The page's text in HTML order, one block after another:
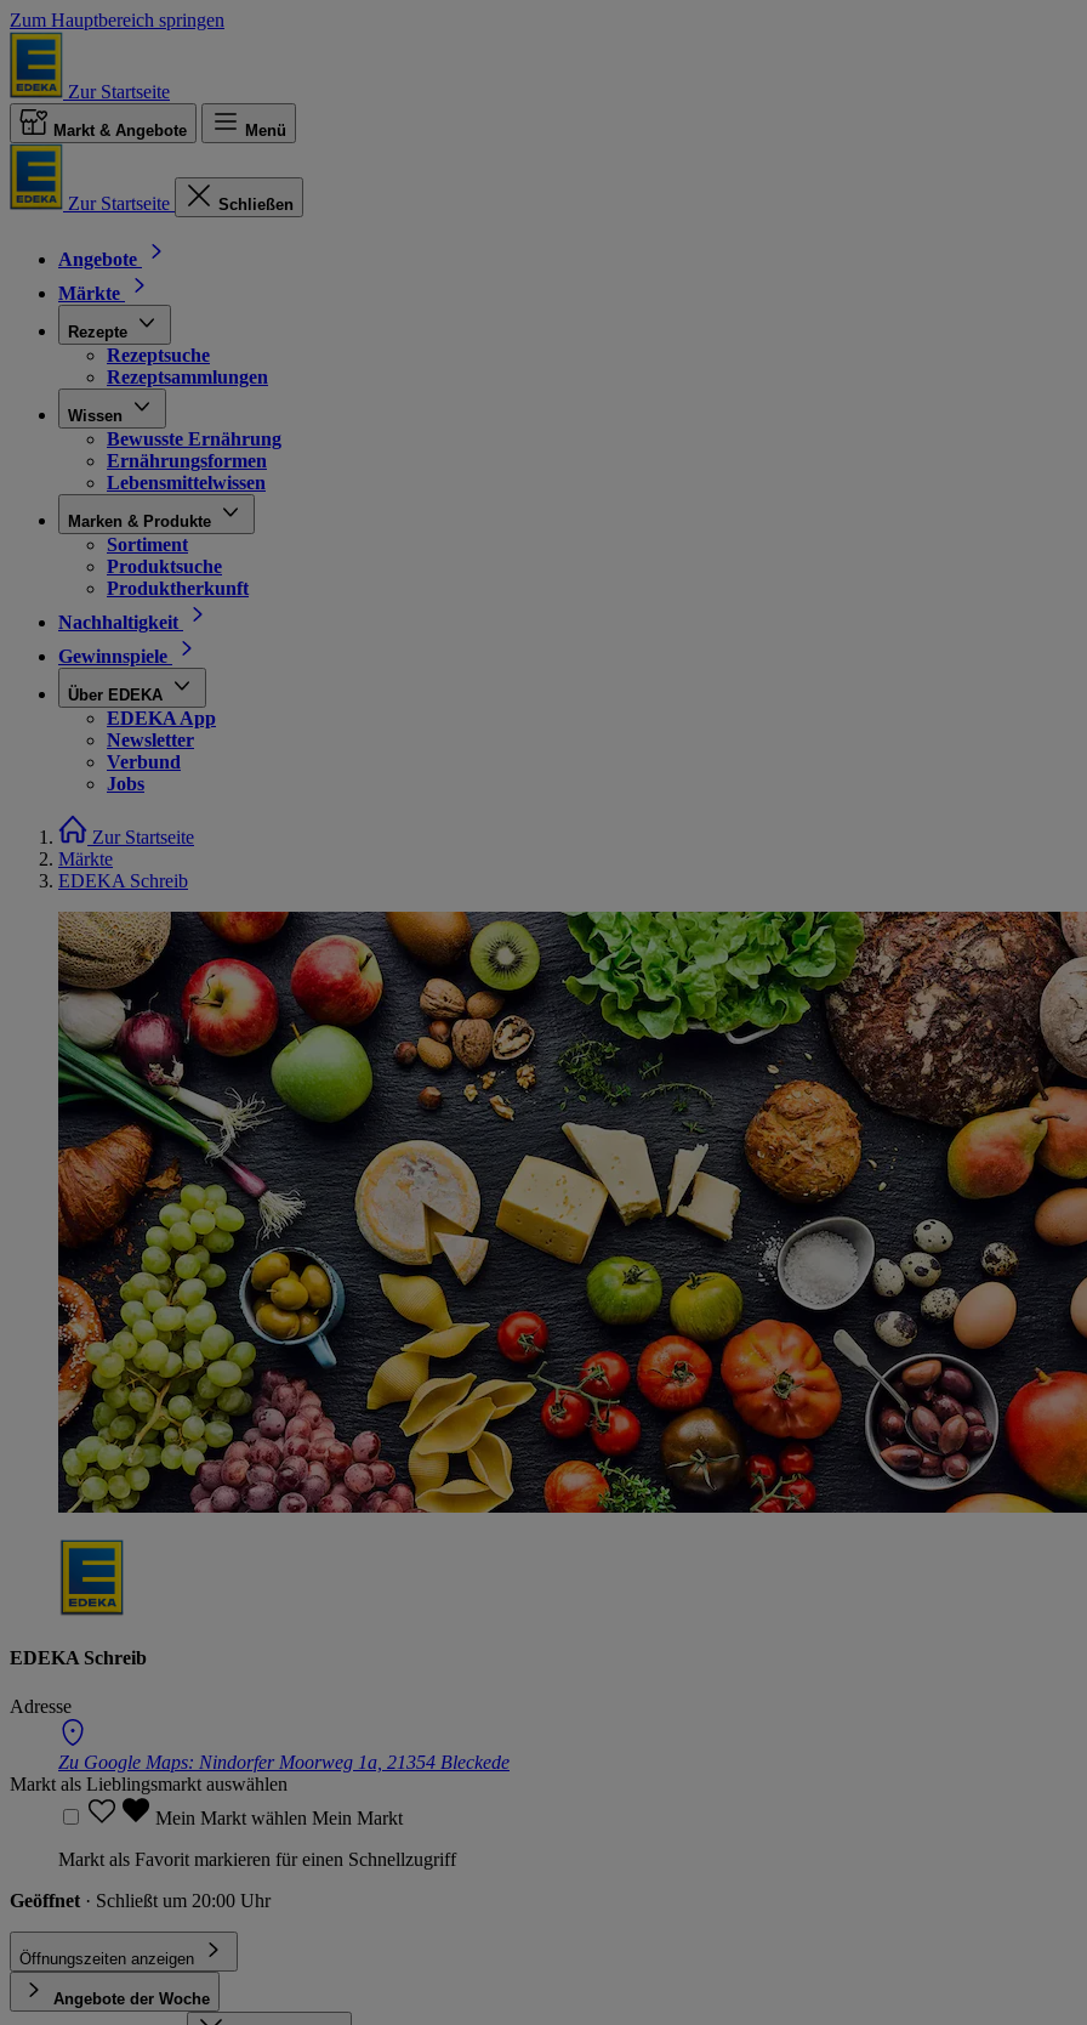
Zum Hauptbereich springen
Zur Startseite
Markt & Angebote Menü
Zur Startseite Schließen
Angebote
Märkte
Rezepte
Rezeptsuche
Rezeptsammlungen
Wissen
Bewusste Ernährung
Ernährungsformen
Lebensmittelwissen
Marken & Produkte
Sortiment
Produktsuche
Produktherkunft
Nachhaltigkeit
Gewinnspiele
Über EDEKA
EDEKA App
Newsletter
Verbund
Jobs
Zur Startseite
Märkte
EDEKA Schreib
EDEKA Schreib
Adresse
Zu Google Maps: Nindorfer Moorweg 1a, 21354 Bleckede
Markt als Lieblingsmarkt auswählen
Mein Markt wählen Mein Markt
Markt als Favorit markieren für einen Schnellzugriff
Geöffnet · Schließt um 20:00 Uhr
Öffnungszeiten anzeigen
Angebote der Woche